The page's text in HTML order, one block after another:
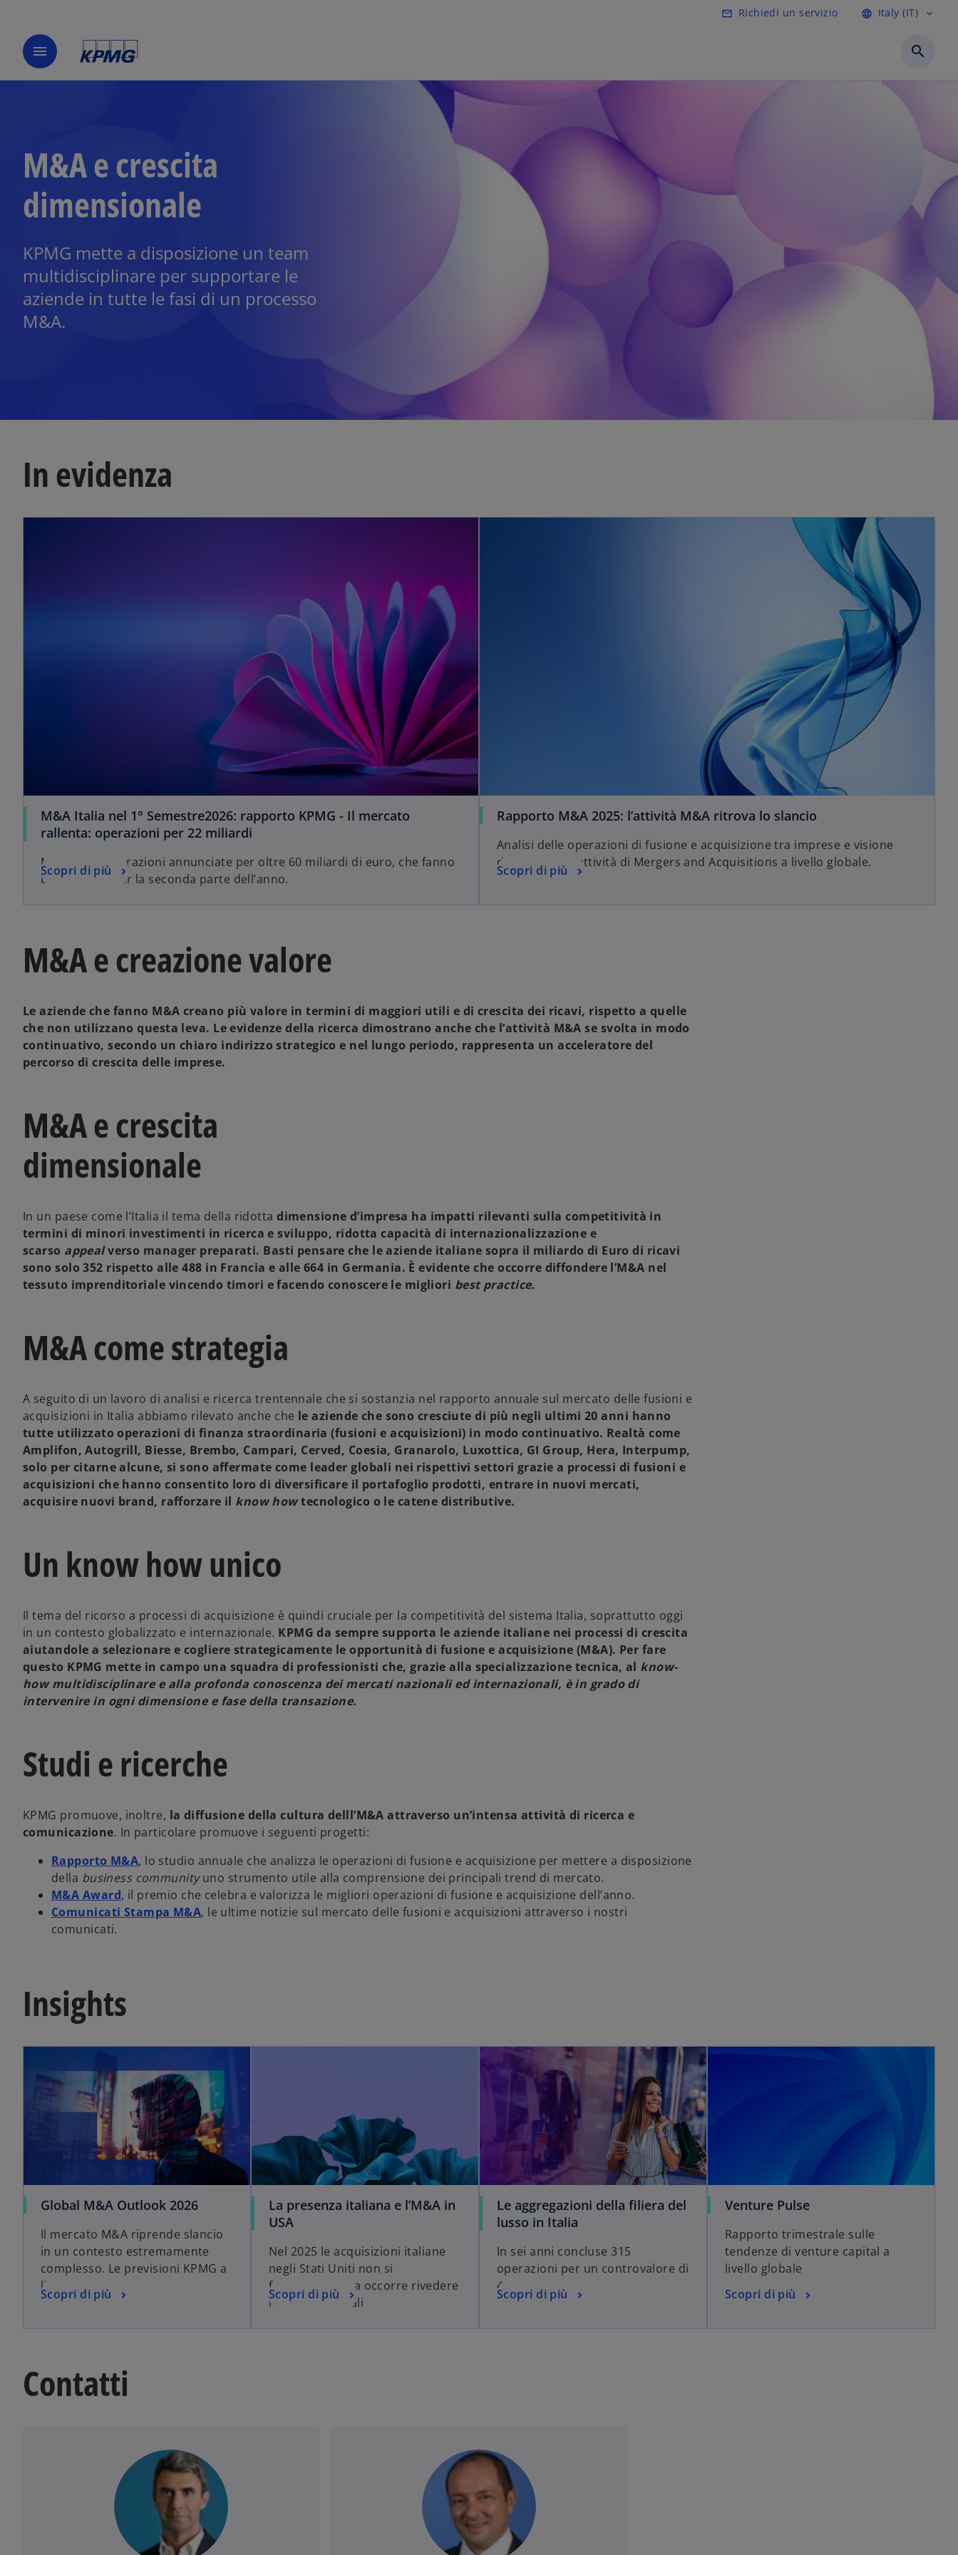
mail_outline Richiedi un servizio language Italy (IT) expand_more
menu search
M&A e crescita
dimensionale
KPMG mette a disposizione un team
multidisciplinare per supportare le
aziende in tutte le fasi di un processo
M&A.
In evidenza
M&A Italia nel 1° Semestre2026: rapporto KPMG - Il mercato
rallenta: operazioni per 22 miliardi
Ma ci sono operazioni annunciate per oltre 60 miliardi di euro, che fanno
ben sperare per la seconda parte dell’anno.
Scopri di più
Rapporto M&A 2025: l’attività M&A ritrova lo slancio
Analisi delle operazioni di fusione e acquisizione tra imprese e visione
d’insieme dell’attività di Mergers and Acquisitions a livello globale.
Scopri di più
M&A e creazione valore
Le aziende che fanno M&A creano più valore in termini di maggiori utili e di crescita dei ricavi, rispetto a quelle
che non utilizzano questa leva. Le evidenze della ricerca dimostrano anche che l’attività M&A se svolta in modo
continuativo, secondo un chiaro indirizzo strategico e nel lungo periodo, rappresenta un acceleratore del
percorso di crescita delle imprese.
M&A e crescita
dimensionale
In un paese come l’Italia il tema della ridottadimensione d’impresa ha impatti rilevanti sulla competitività in
termini di minori investimenti in ricerca e sviluppo, ridotta capacità di internazionalizzazione e
scarso appealverso manager preparati. Basti pensare che le aziende italiane sopra il miliardo di Euro di ricavi
sono solo 352 rispetto alle 488 in Francia e alle 664 in Germania. È evidente che occorre diffondere l’M&A nel
tessuto imprenditoriale vincendo timori e facendo conoscere le migliori best practice.
M&A come strategia
A seguito di un lavoro di analisi e ricerca trentennale che si sostanzia nel rapporto annuale sul mercato delle fusioni e
acquisizioni in Italia abbiamo rilevato anche che le aziende che sono cresciute di più negli ultimi 20 anni hanno
tutte utilizzato operazioni di finanza straordinaria (fusioni e acquisizioni) in modo continuativo. Realtà come
Amplifon, Autogrill, Biesse, Brembo, Campari, Cerved, Coesia, Granarolo, Luxottica, GI Group, Hera, Interpump,
solo per citarne alcune, si sono affermate come leader globali nei rispettivi settori grazie a processi di fusioni e
acquisizioni che hanno consentito loro di diversificare il portafoglio prodotti, entrare in nuovi mercati,
acquisire nuovi brand, rafforzare il know howtecnologico o le catene distributive.
Un know how unico
Il tema del ricorso a processi di acquisizione è quindi cruciale per la competitività del sistema Italia, soprattutto oggi
in un contesto globalizzato e internazionale. KPMG da sempre supporta le aziende italiane nei processi di crescita
aiutandole a selezionare e cogliere strategicamente le opportunità di fusione e acquisizione (M&A). Per fare
questo KPMG mette in campo una squadra di professionisti che, grazie alla specializzazione tecnica, al know-
howmultidisciplinare e alla profonda conoscenza dei mercati nazionali ed internazionali, è in grado di
intervenire in ogni dimensione e fase della transazione.
Studi e ricerche
KPMG promuove, inoltre, la diffusione della cultura delll’M&A attraverso un’intensa attività di ricerca e
comunicazione. In particolare promuove i seguenti progetti:
Rapporto M&A, lo studio annuale che analizza le operazioni di fusione e acquisizione per mettere a disposizione
della business communityuno strumento utile alla comprensione dei principali trend di mercato.
M&A Award, il premio che celebra e valorizza le migliori operazioni di fusione e acquisizione dell’anno.
Comunicati Stampa M&A, le ultime notizie sul mercato delle fusioni e acquisizioni attraverso i nostri
comunicati.
Insights
Global M&A Outlook 2026
Il mercato M&A riprende slancio
in un contesto estremamente
complesso. Le previsioni KPMG a
livello globale.
Scopri di più
La presenza italiana e l’M&A in
USA
Nel 2025 le acquisizioni italiane
negli Stati Uniti non si
fermeranno, ma occorre rivedere
i piani industriali
Scopri di più
Le aggregazioni della filiera del
lusso in Italia
In sei anni concluse 315
operazioni per un controvalore di
44 miliardi
Scopri di più
Venture Pulse
Rapporto trimestrale sulle
tendenze di venture capital a
livello globale
Scopri di più
Contatti